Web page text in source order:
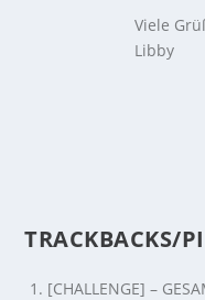
Viele
Libby
TRACKBACKS/
[CHALLENGE] –